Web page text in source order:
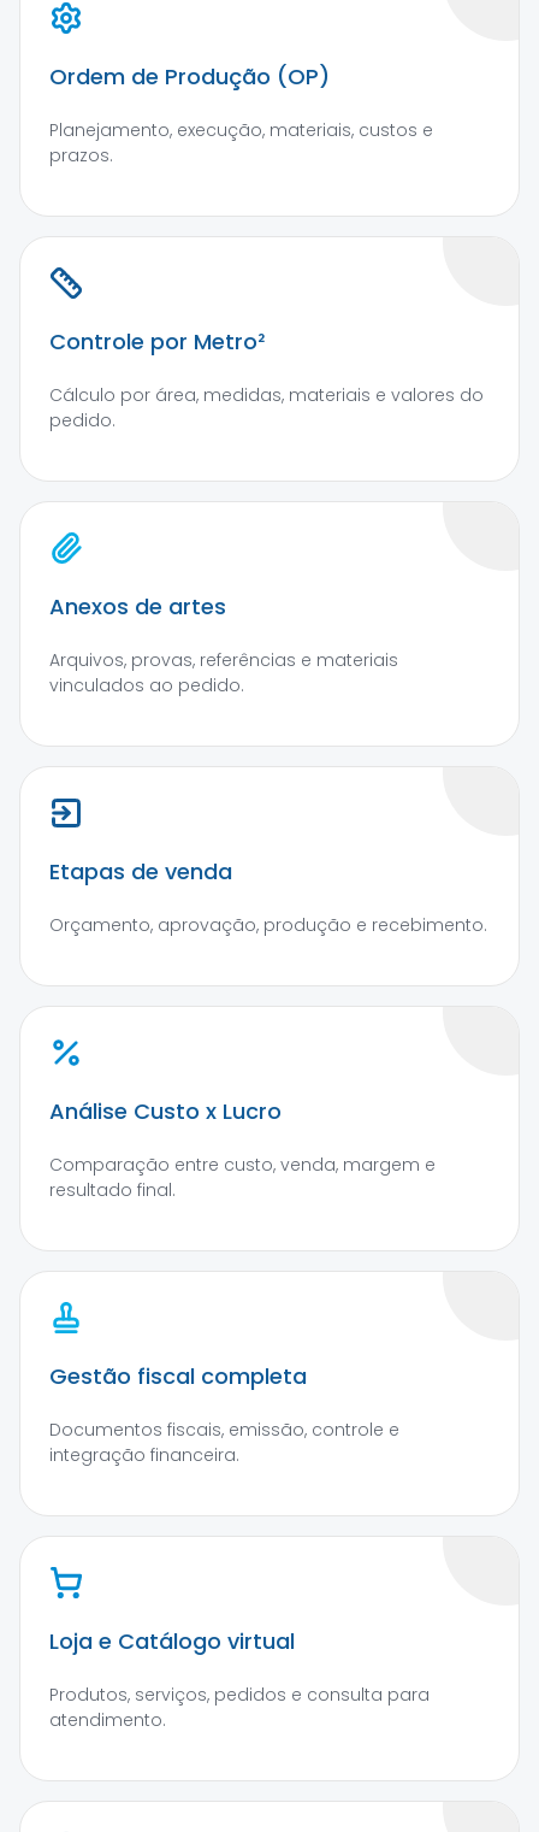
Ordem de Produção (OP)
Planejamento, execução, materiais, custos e
prazos.
Controle por Metro²
Cálculo por área, medidas, materiais e valores do
pedido.
Anexos de artes
Arquivos, provas, referências e materiais
vinculados ao pedido.
Etapas de venda
Orçamento, aprovação, produção e recebimento.
Análise Custo x Lucro
Comparação entre custo, venda, margem e
resultado final.
Gestão fiscal completa
Documentos fiscais, emissão, controle e
integração financeira.
Loja e Catálogo virtual
Produtos, serviços, pedidos e consulta para
atendimento.